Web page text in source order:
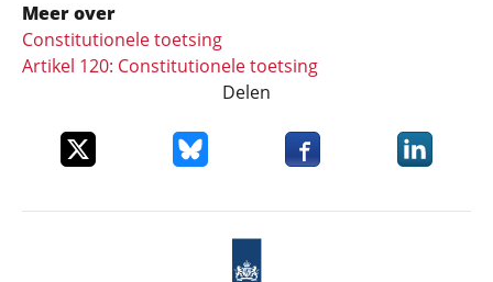
Meer over
Constitutionele toetsing
Artikel 120: Constitutionele toetsing
Delen
Deel dit item op XDeel dit item op Bluesky
Deel dit item opDeel dit